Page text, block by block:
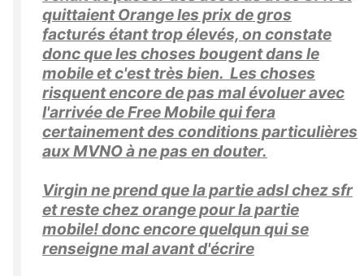
quittaient Orange les prix de gros
facturés étant trop élevés, on constate
donc que les choses bougent dans le
mobile et c'est très bien. Les choses
risquent encore de pas mal évoluer avec
l'arrivée de Free Mobile qui fera
certainement des conditions particulières
aux MVNO à ne pas en douter.
Virgin ne prend que la partie adsl chez sfr
et reste chez orange pour la partie
mobile! donc encore quelqun qui se
renseigne mal avant d'écrire